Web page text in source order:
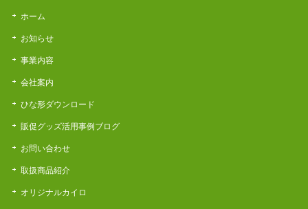
ホーム
お知らせ
事業内容
会社案内
ひな形ダウンロード
販促グッズ活用事例ブログ
お問い合わせ
取扱商品紹介
オリジナルカイロ